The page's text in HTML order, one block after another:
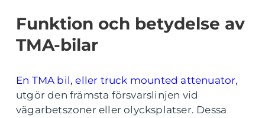
Funktion och betydelse av
TMA-bilar
En TMA bil, eller truck mounted attenuator,
utgör den främsta försvarslinjen vid
vägarbetszoner eller olycksplatser. Dessa